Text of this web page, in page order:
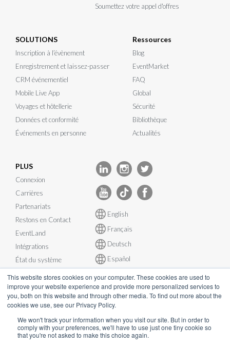
This website stores cookies on your computer. These cookies are used to
improve your website experience and provide more personalized services to
you, both on this website and through other media. To find out more about the
cookies we use, see our Privacy Policy.
We won't track your information when you visit our site. But in order to
comply with your preferences, we'll have to use just one tiny cookie so
that you're not asked to make this choice again.
Soumettez votre appel d'offres
SOLUTIONS
Inscription à l’évènement
Enregistrement et laissez-passer
CRM événementiel
Mobile Live App
Voyages et hôtellerie
Données et conformité
Événements en personne
Ressources
Blog
EventMarket
FAQ
Global
Sécurité
Bibliothèque
Actualités
PLUS
Connexion
Carrières
Partenariats
Restons en Contact
EventLand
Intégrations
État du système
English
Français
Deutsch
Español
© InEvent, Inc. 2026